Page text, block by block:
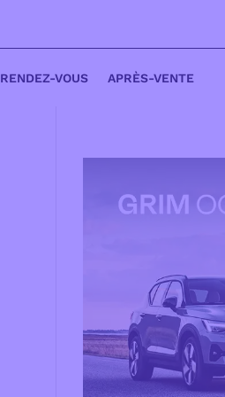
RENDEZ-VOUS APRÈS-VENTE